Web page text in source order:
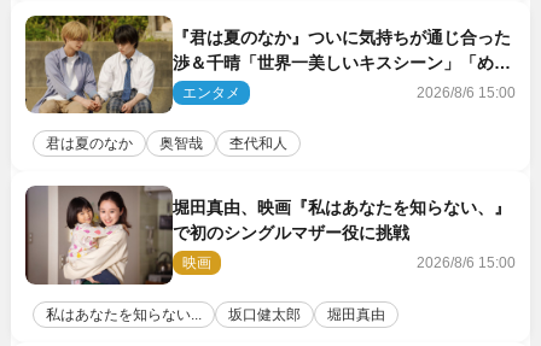
『君は夏のなか』ついに気持ちが通じ合った
渉＆千晴「世界一美しいキスシーン」「めっ
ちゃキュン」反響続々
エンタメ 2026/8/6 15:00
君は夏のなか 奥智哉 杢代和人
堀田真由、映画『私はあなたを知らない、』
で初のシングルマザー役に挑戦
映画 2026/8/6 15:00
私はあなたを知らない... 坂口健太郎 堀田真由